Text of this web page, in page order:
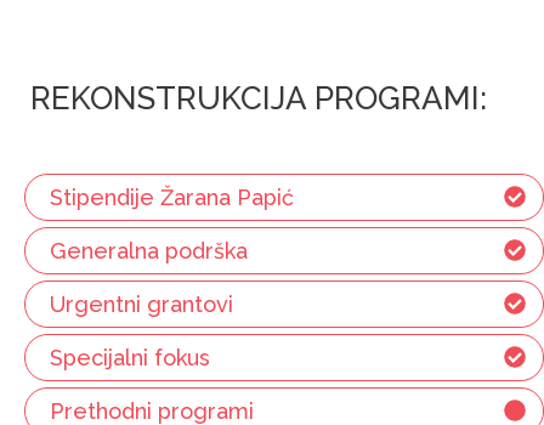
REKONSTRUKCIJA PROGRAMI:
Stipendije Žarana Papić
Generalna podrška
Urgentni grantovi
Specijalni fokus
Prethodni programi